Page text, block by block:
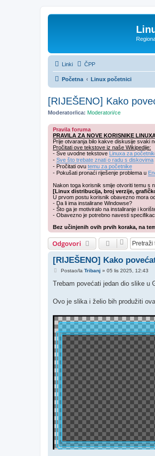
Linki ČPP
Početna Linux početnici
[RIJEŠENO] Kako
Moderator/ica: Moderatori/ce
Pravila foruma
PRAVILA ZA NOVE KORISNIKE
Prije otvaranja bilo kakve diskusije svaki
Pročitati ove tekstove iz naše Wikipedije:
- Sve uvodne tekstove Linuxa za
- Sve što trebate znati o radu s diskovima
- Pročitati ovu temu za početnike
- Pokušati pronaći riješenje problema u
Nakon toga korisnik smije otvoriti temu s
[Linux distribucija, broj verzije,
U prvom postu korisnik obavezno mora
- Da li ima instalirane Windowse?
- Što ga je motiviralo na instaliranje i
- Obavezno je potrebno navesti
Bez učinjenih ovih prvih koraka, na
Odgovori
[RIJEŠENO] Kako
P
s
Postao/la Tribanj » 05 lis 2025, 12:43
Trebam povećati jedan dio slike u
Ovo je slika i želio bih produžiti